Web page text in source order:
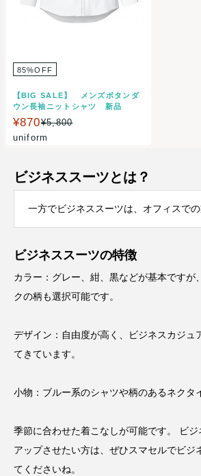
85%OFF
【BIG SALE】 メンズボタンダ
ウン長袖ニットシャツ 新品
¥870¥5,800
uniform
ビジネススーツとは？
一方でビジネススーツは、オフィスで
ビジネススーツの特徴
カラー：グレー、紺、黒などが基本ですが
クの柄も選択可能です。
デザイン：自由度が高く、ビジネスカジュ
てきています。
小物：ブルー系のシャツや柄のあるネクタ
季節に合わせた着こなしが可能です。 ビ
アップさせたい方は、ぜひスマセルでビジ
てくださいね。